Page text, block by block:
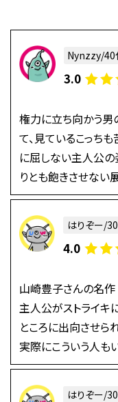
Nynzzy/40
3.0
権力に立ち向かう男
て、見ているこっち
に屈しない主人公の
りとも飽きさせない
はりぞー/
4.0
山崎豊子さんの名作
主人公がストライキ
ところに出向させら
実際にこういう人も
はりぞー/